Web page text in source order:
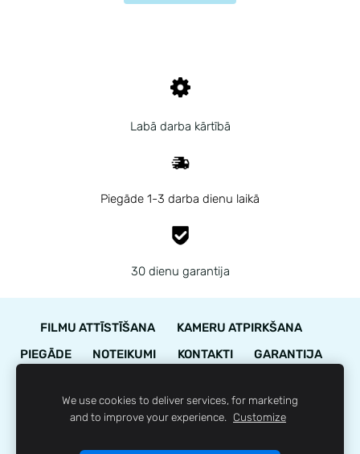
Labā darba kārtībā
Piegāde 1-3 darba dienu laikā
30 dienu garantija
FILMU ATTĪSTĪŠANA
KAMERU ATPIRKŠANA
PIEGĀDE
NOTEIKUMI KONTAKTI
GARANTIJA
LOJALITĀTES PROGRAMMA
SĪKDATNES
© 35mm.lv
We use cookies to deliver services, for marketing
and to improve your experience. Customize